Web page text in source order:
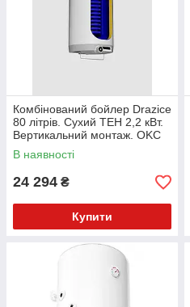
Комбінований бойлер Drazice
80 літрів. Сухий ТЕН 2,2 кВт.
Вертикальний монтаж. OKC
80
В наявності
24 294 ₴
Купити